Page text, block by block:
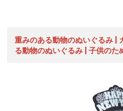
重みのある動物のぬいぐるみ |
る動物のぬいぐるみ | 子供のた